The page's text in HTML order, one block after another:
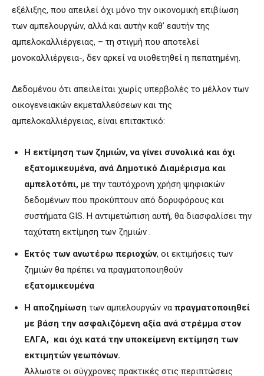
εξέλιξης, που απειλεί όχι μόνο την οικονομική επιβίωση
των αμπελουργών, αλλά και αυτήν καθ’ εαυτήν της
αμπελοκαλλιέργειας, – τη στιγμή που αποτελεί
μονοκαλλιέργεια-, δεν αρκεί να υιοθετηθεί η πεπατημένη.
Δεδομένου ότι απειλείται χωρίς υπερβολές το μέλλον των
οικογενειακών εκμεταλλεύσεων και της
αμπελοκαλλιέργειας, είναι επιτακτικό:
Η εκτίμηση των ζημιών, να γίνει συνολικά και όχι
εξατομικευμένα, ανά Δημοτικό Διαμέρισμα και
αμπελοτόπι, με την ταυτόχρονη χρήση ψηφιακών
δεδομένων που προκύπτουν από δορυφόρους και
συστήματα GIS. Η αντιμετώπιση αυτή, θα διασφαλίσει την
ταχύτατη εκτίμηση των ζημιών .
Εκτός των ανωτέρω περιοχών, οι εκτιμήσεις των
ζημιών θα πρέπει να πραγματοποιηθούν
εξατομικευμένα
Η αποζημίωση των αμπελουργών να πραγματοποιηθεί
με βάση την ασφαλιζόμενη αξία ανά στρέμμα στον
ΕΛΓΑ, και όχι κατά την υποκείμενη εκτίμηση των
εκτιμητών γεωπόνων.
Άλλωστε οι σύγχρονες πρακτικές στις περιπτώσεις